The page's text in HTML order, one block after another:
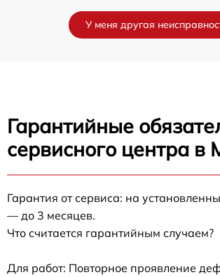
У меня другая
Гарантийные
сервисного центра в
Гарантия от сервиса: на
— до 3 месяцев.
Что считается гарантийным случаем?
Для работ: Повторное проявление